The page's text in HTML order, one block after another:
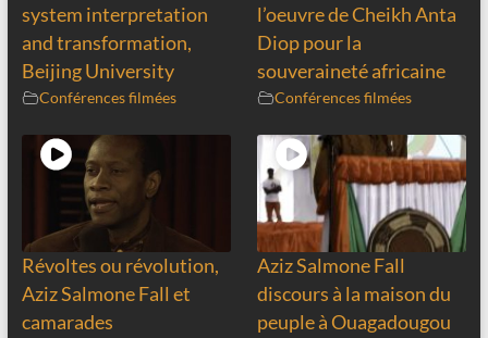
system interpretation
and transformation,
Beijing University
Conférences filmées
l’oeuvre de Cheikh Anta
Diop pour la
souveraineté africaine
Conférences filmées
Révoltes ou révolution,
Aziz Salmone Fall et
camarades
Aziz Salmone Fall
discours à la maison du
peuple à Ouagadougou